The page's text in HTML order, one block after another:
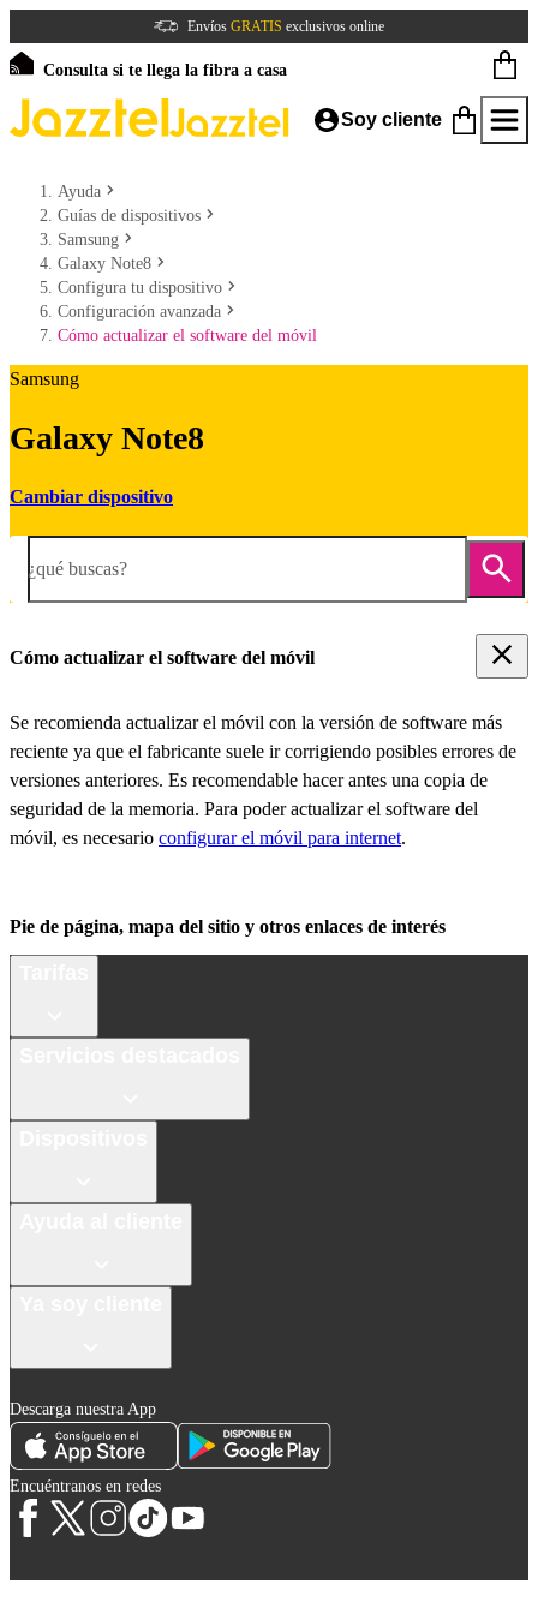
Envíos GRATIS exclusivos online
Consulta si te llega la fibra a casa
Soy cliente
Ayuda
Guías de dispositivos
Samsung
Galaxy Note8
Configura tu dispositivo
Configuración avanzada
Cómo actualizar el software del móvil
Samsung
Galaxy Note8
Cambiar dispositivo
¿qué buscas?
Cómo actualizar el software del móvil
Se recomienda actualizar el móvil con la versión de software más
reciente ya que el fabricante suele ir corrigiendo posibles errores de
versiones anteriores. Es recomendable hacer antes una copia de
seguridad de la memoria. Para poder actualizar el software del
móvil, es necesario configurar el móvil para internet.
Pie de página, mapa del sitio y otros enlaces de interés
Descarga nuestra App
Encuéntranos en redes